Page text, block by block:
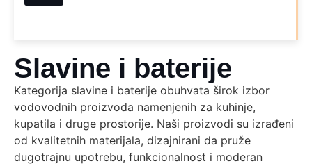
Slavine i baterije
Kategorija slavine i baterije obuhvata širok izbor
vodovodnih proizvoda namenjenih za kuhinje,
kupatila i druge prostorije. Naši proizvodi su izrađeni
od kvalitetnih materijala, dizajnirani da pruže
dugotrajnu upotrebu, funkcionalnost i moderan